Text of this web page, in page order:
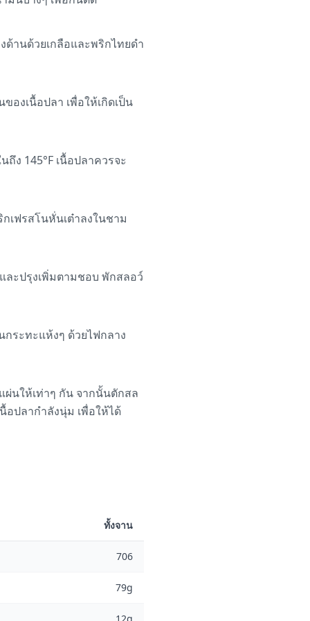
านด้วยเกลือและพริกไทยดำ
องเนื้อปลา เพื่อให้เกิดเป็น
ง 145°F เนื้อปลาควรจะ
เฟรสโนหั่นเต๋าลงในชาม
ะปรุงเพิ่มตามชอบ พักสลอว์
ระทะแห้งๆ ด้วยไฟกลาง
นให้เท่าๆ กัน จากนั้นตักสล
ปลากำลังนุ่ม เพื่อให้ได้
ทั้งจาน
706
79g